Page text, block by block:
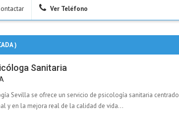
Ver Teléfono
)
Sanitaria
Sevilla se ofrece un servicio de psicología sanitaria centrado
y en la mejora real de la calidad de vida...